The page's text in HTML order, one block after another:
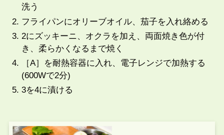
洗う
フライパンにオリーブオイル、茄子を入れ絡める
2にズッキーニ、オクラを加え、両面焼き色が付
き、柔らかくなるまで焼く
［A］を耐熱容器に入れ、電子レンジで加熱する
(600Wで2分)
3を4に漬ける